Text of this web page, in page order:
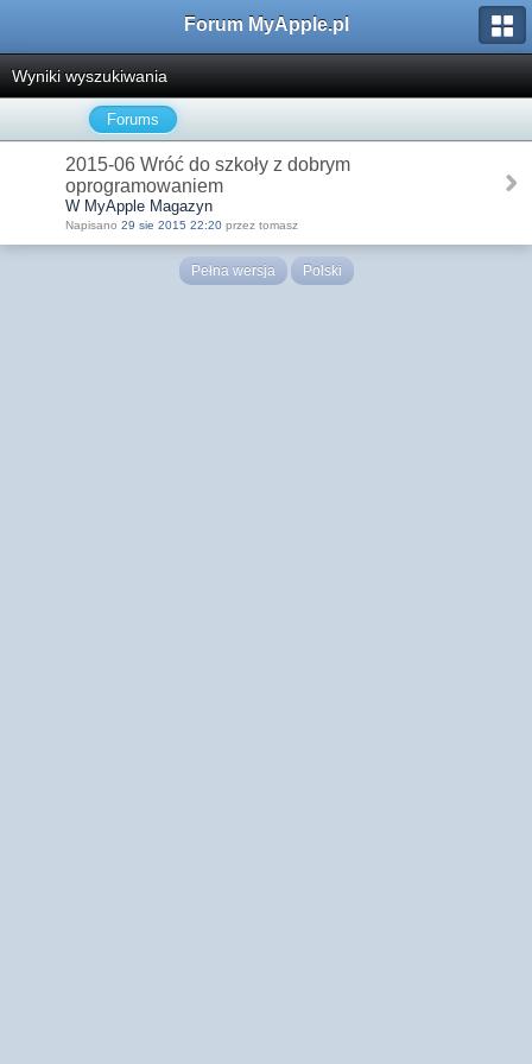
Forum MyApple.pl
Wyniki wyszukiwania
Forums
2015-06 Wróć do szkoły z dobrym
oprogramowaniem
W MyApple Magazyn
Napisano 29 sie 2015 22:20 przez tomasz
Pełna wersja Polski